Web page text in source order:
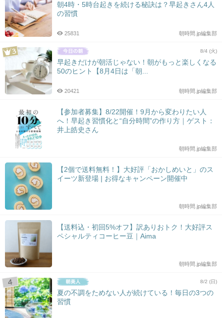
朝4時・5時台起きを続ける秘訣は？早起きさん4人
の習慣
朝時間.jp編集部
25831
8/4 (火)
早起きだけが朝活じゃない！朝がもっと楽しくなる
50のヒント【8月4日は「朝...
朝時間.jp編集部
20421
【参加者募集】8/22開催！9月から変わりたい人
へ！早起き習慣化と“自分時間”の作り方｜ゲスト：
井上皓史さん
朝時間.jp編集部
【2個で送料無料！】大好評「おかしめいと」のス
イーツ新登場 | お得なキャンペーン開催中
朝時間.jp編集部
【送料込・初回5%オフ】訳ありおトク！大好評ス
ペシャルティコーヒー豆｜Aima
朝時間.jp編集部
8/2 (日)
夏の不調をためない人が続けている！毎日の3つの
習慣